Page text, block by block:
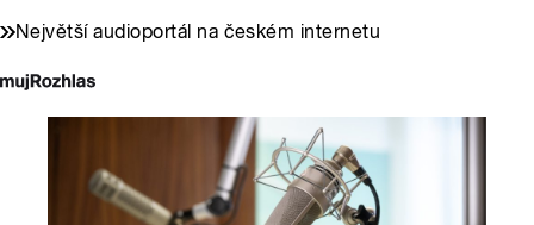
Největší audioportál na českém internetu